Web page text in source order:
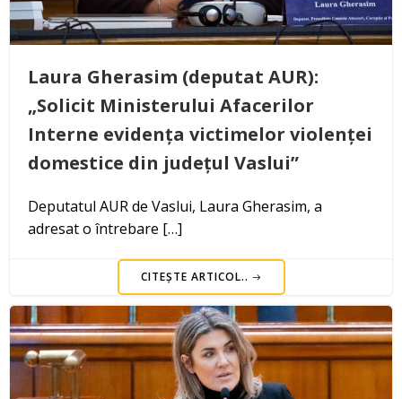
Laura Gherasim (deputat AUR):
„Solicit Ministerului Afacerilor
Interne evidența victimelor violenței
domestice din județul Vaslui”
Deputatul AUR de Vaslui, Laura Gherasim, a
adresat o întrebare […]
CITEȘTE ARTICOL..